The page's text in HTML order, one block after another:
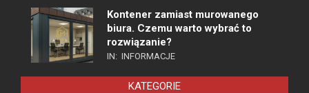
Kontener zamiast murowanego
biura. Czemu warto wybrać to
rozwiązanie?
IN: INFORMACJE
KATEGORIE